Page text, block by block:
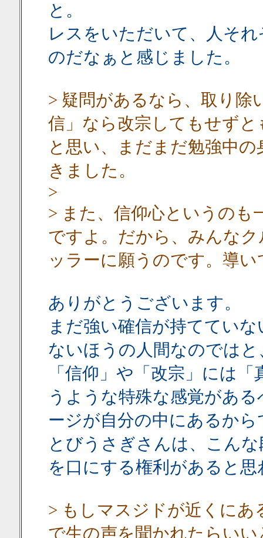
と。
レスをいただいて、人そ
のだなぁと感じました。
> 疑問があるなら、取り除
信」なら改宗してもせず
と思い、まだまだ勉強中
きました。
>
> また、信仰心というのも
ですよ。だから、みんな
ッラーに願うのです。導
ありがとうございます。
まだ強い確信が持ててい
ないほうの人間なのでは
「信仰」や「改宗」には
うような特殊な感覚があ
ージが自分の中にあるから
とびうさぎさんは、こん
を口にする権利があると
> もしマスジドが近くにあ
で生の声を聞かれたらい